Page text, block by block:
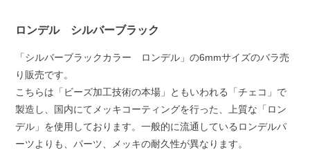
ロンデル シルバーブラック
「シルバーブラックカラー ロンデル」の6mmサイズのバラ売
り販売です。
こちらは「ビーズ加工技術の本場」ともいわれる「チェコ」で
製造し、国内にてメッキコーティングを行った、上質な「ロン
デル」を使用しております。一般的に流通しているロンデルパ
ーツよりも、パーツ、メッキの耐久性が異なります。